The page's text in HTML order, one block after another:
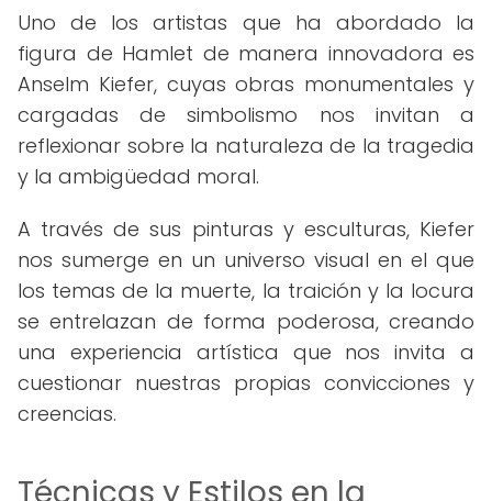
Uno de los artistas que ha abordado la
figura de Hamlet de manera innovadora es
Anselm Kiefer, cuyas obras monumentales y
cargadas de simbolismo nos invitan a
reflexionar sobre la naturaleza de la tragedia
y la ambigüedad moral.
A través de sus pinturas y esculturas, Kiefer
nos sumerge en un universo visual en el que
los temas de la muerte, la traición y la locura
se entrelazan de forma poderosa, creando
una experiencia artística que nos invita a
cuestionar nuestras propias convicciones y
creencias.